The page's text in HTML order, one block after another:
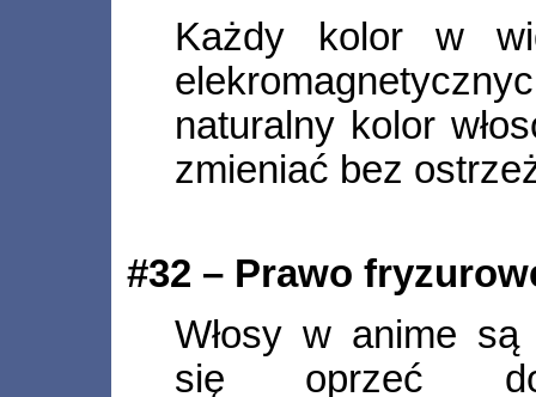
Każdy kolor w
naturalny kolor
zmieniać bez
#32 – Prawo
Włosy w anime
się oprzeć